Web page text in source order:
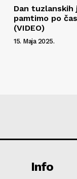
Dan tuzlanskih
pamtimo po
(VIDEO)
15. Maja 2025.
Info